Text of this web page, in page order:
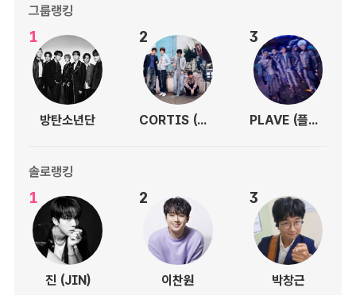
그룹랭킹
1
방탄소년단
2
CORTIS (코르티스)
3
PLAVE (플레이브)
솔로랭킹
1
진 (JIN)
2
이찬원
3
박창근